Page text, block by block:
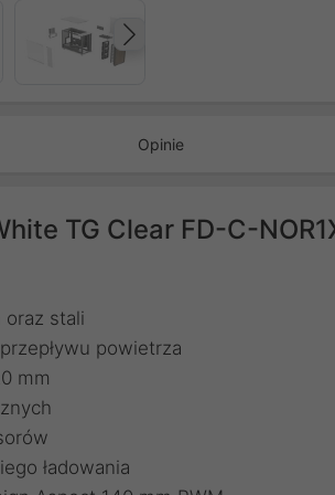
Opinie
TG Clear FD-C-
stali
powietrza
mm
ładowania